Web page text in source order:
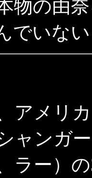
物の由
でいな
アメリ
ャンガ
ラー）